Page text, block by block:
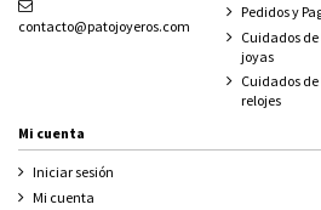
contacto@patojoyeros.com
Pedidos y
Cuidados
joyas
Cuidados de
relojes
Mi cuenta
Iniciar sesión
Mi cuenta